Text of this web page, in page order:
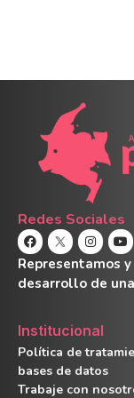
Redes Sociales
Representamos
desarrollo de
Institucional
Política de
bases de datos
Trabaje con